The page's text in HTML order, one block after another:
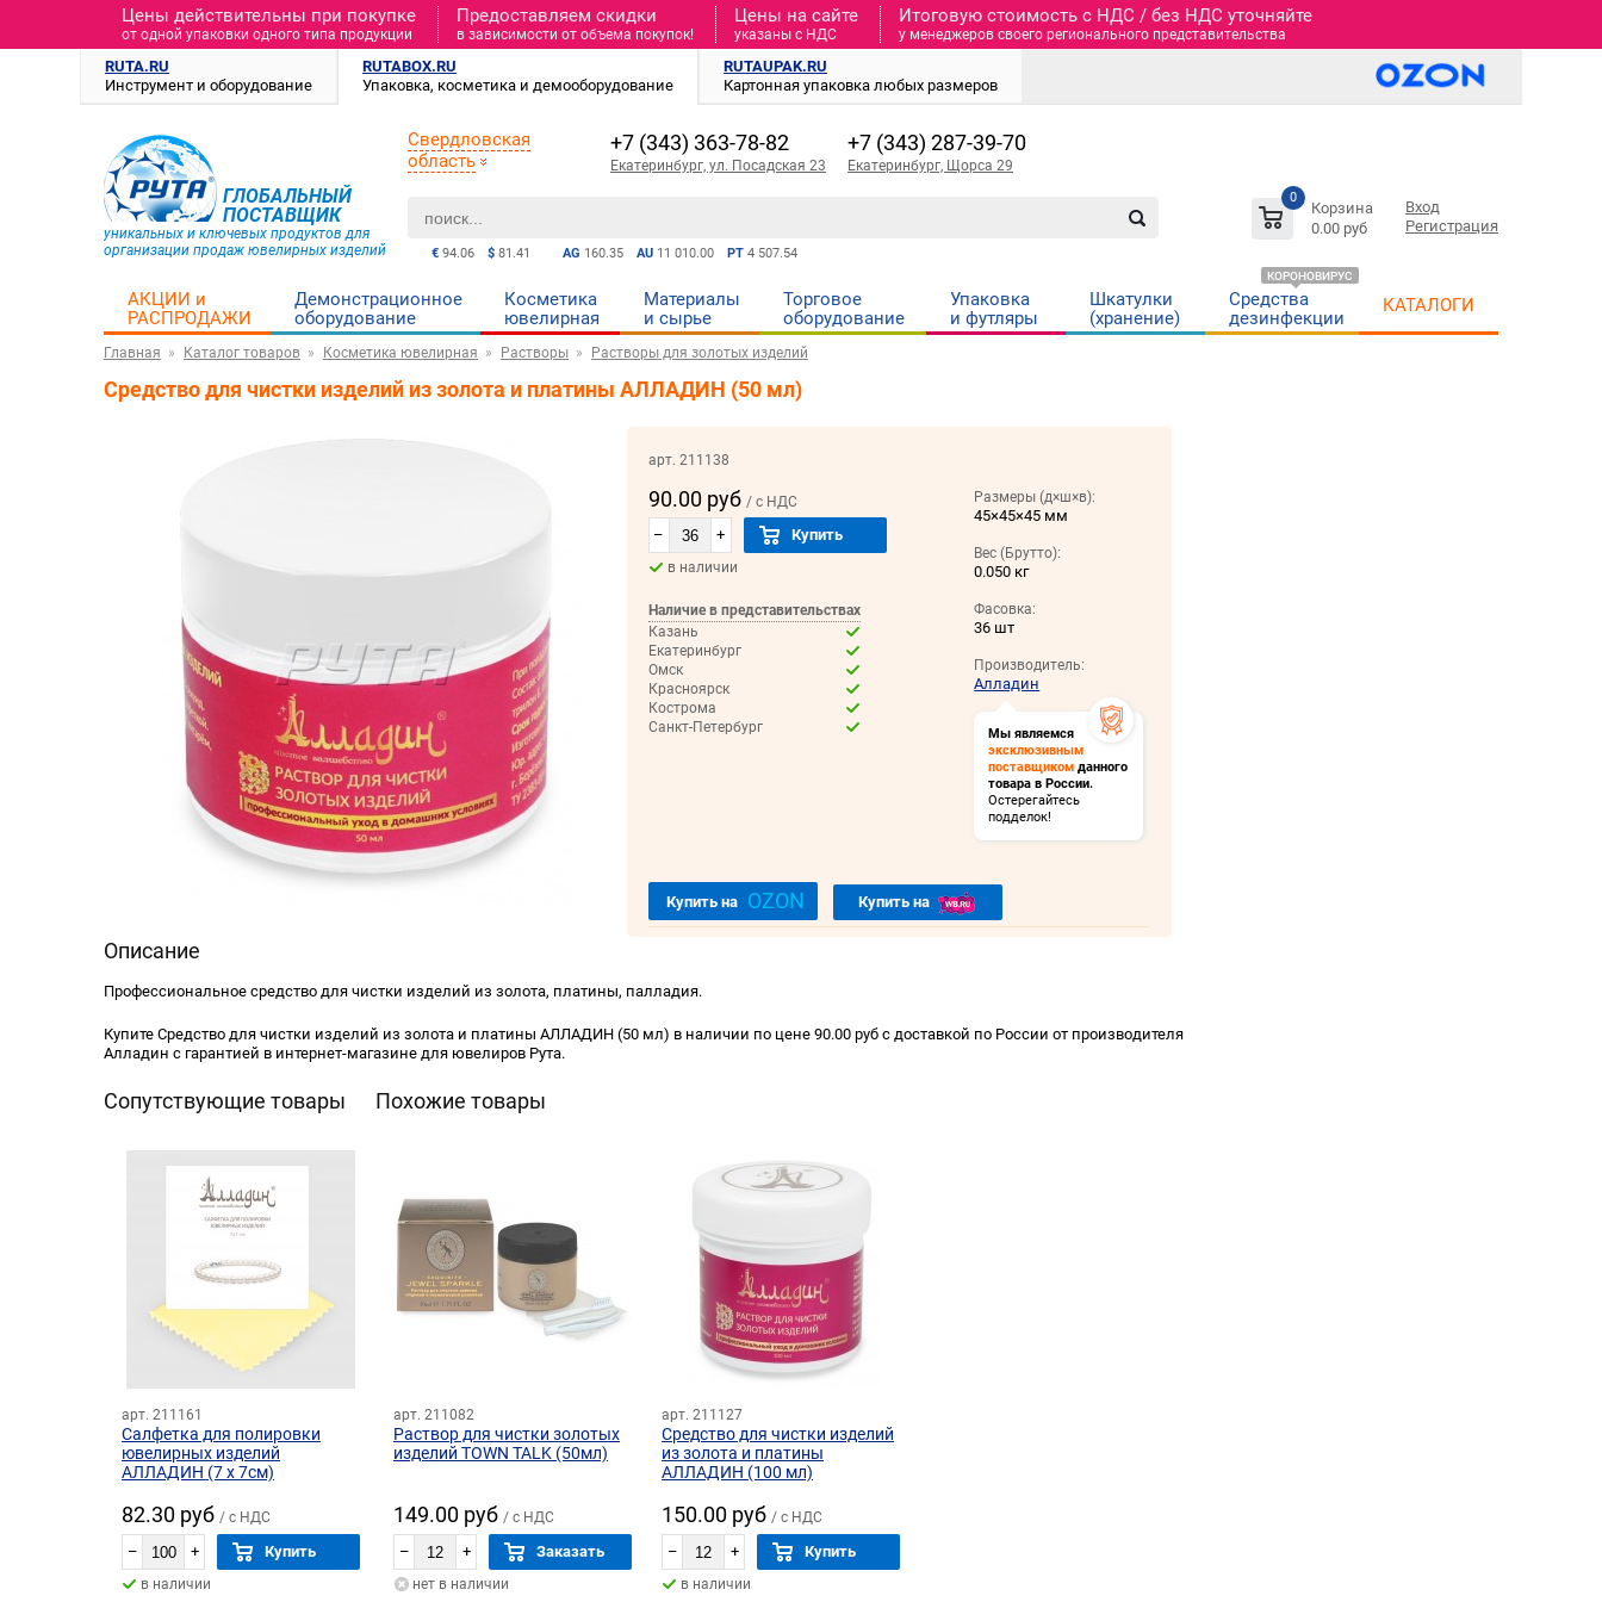
Цены действительны при покупке
от одной упаковки одного типа продукции
Предоставляем скидки
в зависимости от объема покупок!
Цены на сайте
указаны с НДС
Итоговую стоимость c НДС / без НДС уточняйте
у менеджеров своего регионального представительства
RUTA.RU
Инструмент и оборудование
RUTABOX.RU
Упаковка, косметика и демооборудование
RUTAUPAK.RU
Картонная упаковка любых размеров
ГЛОБАЛЬНЫЙ
ПОСТАВЩИК
уникальных и ключевых продуктов для
организации продаж ювелирных изделий
AG 160.35 AU 11 010.00 PT 4 507.54
€ 94.06 $ 81.41
0
Корзина
0.00 руб
Вход
Регистрация
Свердловская
область
+7 (343) 363-78-82
Екатеринбург, ул. Посадская 23
+7 (343) 287-39-70
Екатеринбург, Щорса 29
АКЦИИ и
РАСПРОДАЖИ
Демонстрационное
оборудование
Косметика
ювелирная
Материалы
и cырье
Торговое
оборудование
Упаковка
и футляры
Шкатулки
(хранение)
Средства
дезинфекции
КОРОНОВИРУС
КАТАЛОГИ
Главная Каталог товаров Косметика ювелирная Растворы Растворы для золотых изделий
Средство для чистки изделий из золота и платины АЛЛАДИН (50 мл)
арт. 211138
90.00 руб / с НДС
– + Купить
в наличии
Наличие в представительствах
Казань
Екатеринбург
Омск
Красноярск
Кострома
Санкт-Петербург
Размеры (д×ш×в):
45×45×45 мм
Вес (Брутто):
0.050 кг
Фасовка:
36 шт
Производитель:
Алладин
Мы являемся
эксклюзивным
поставщиком данного
товара в России.
Остерегайтесь
подделок!
Купить на OZON Купить на
Описание
Профессиональное средство для чистки изделий из золота, платины, палладия.
Купите Средство для чистки изделий из золота и платины АЛЛАДИН (50 мл) в наличии по цене 90.00 руб с доставкой по России от производителя
Алладин с гарантией в интернет-магазине для ювелиров Рута.
Сопутствующие товары
арт. 211161
Салфетка для полировки
ювелирных изделий
АЛЛАДИН (7 х 7см)
82.30 руб / с НДС
– + Купить
в наличии
Похожие товары
арт. 211082
Раствор для чистки золотых
изделий TOWN TALK (50мл)
149.00 руб / с НДС
– + Заказать
нет в наличии
арт. 211127
Средство для чистки изделий
из золота и платины
АЛЛАДИН (100 мл)
150.00 руб / с НДС
– + Купить
в наличии